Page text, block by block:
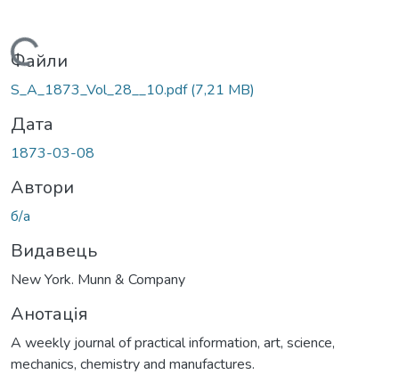
Вантажиться...
Файли
S_A_1873_Vol_28__10.pdf(7,21 MB)
Дата
1873-03-08
Автори
б/а
Видавець
New York. Munn & Company
Анотація
A weekly journal of practical information, art, science,
mechanics, chemistry and manufactures.